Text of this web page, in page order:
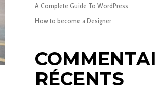
A Complete Guide To WordPress
How to become a Designer
RÉCENTS